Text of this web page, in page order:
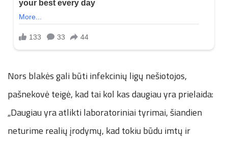
Nors blakės gali būti infekcinių ligų nešiotojos,
pašnekovė teigė, kad tai kol kas daugiau yra prielaida:
„Daugiau yra atlikti laboratoriniai tyrimai, šiandien
neturime realių įrodymų, kad tokiu būdu imtų ir